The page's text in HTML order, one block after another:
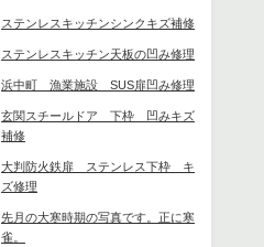
ステンレスキッチンシンクキズ補修
ステンレスキッチン天板の凹み修理
浜中町 漁業施設 SUS扉凹み修理
玄関スチールドア 下枠 凹みキズ
補修
大判防火鉄扉 ステンレス下枠 キ
ズ修理
先月の大寒時期の写真です。正に寒
雀。